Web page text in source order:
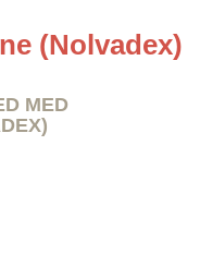
(Nolvadex)
MED